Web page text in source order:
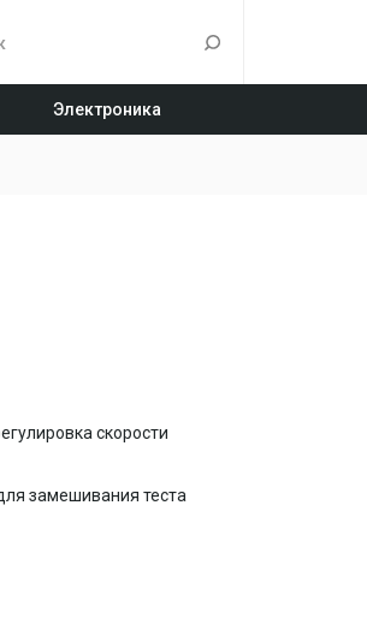
Электроника
скорости
замешивания теста